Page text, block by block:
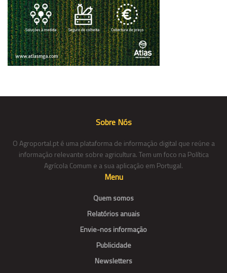
Sobre Nós
O Agroportal.pt é uma plataforma de informação digital que reúne a
informação relevante sobre agricultura. Tem um foco na Política
Agrícola Comum e a sua aplicação em Portugal.
Menu
Quem somos
Relatórios anuais
Envie-nos informação
Publicidade
Newsletters